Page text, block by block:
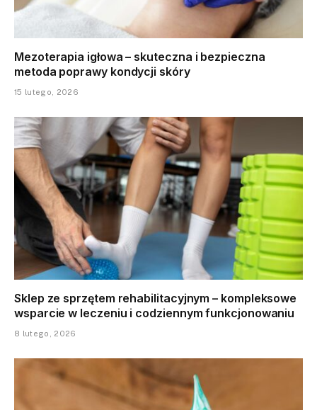
Mezoterapia igłowa – skuteczna i bezpieczna
metoda poprawy kondycji skóry
15 lutego, 2026
Sklep ze sprzętem rehabilitacyjnym – kompleksowe
wsparcie w leczeniu i codziennym funkcjonowaniu
8 lutego, 2026